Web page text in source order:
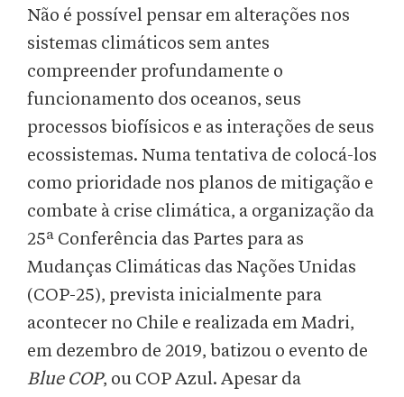
Não é possível pensar em alterações nos
sistemas climáticos sem antes
compreender profundamente o
funcionamento dos oceanos, seus
processos biofísicos e as interações de seus
ecossistemas. Numa tentativa de colocá-los
como prioridade nos planos de mitigação e
combate à crise climática, a organização da
25ª Conferência das Partes para as
Mudanças Climáticas das Nações Unidas
(COP-25), prevista inicialmente para
acontecer no Chile e realizada em Madri,
em dezembro de 2019, batizou o evento de
Blue COP, ou COP Azul. Apesar da